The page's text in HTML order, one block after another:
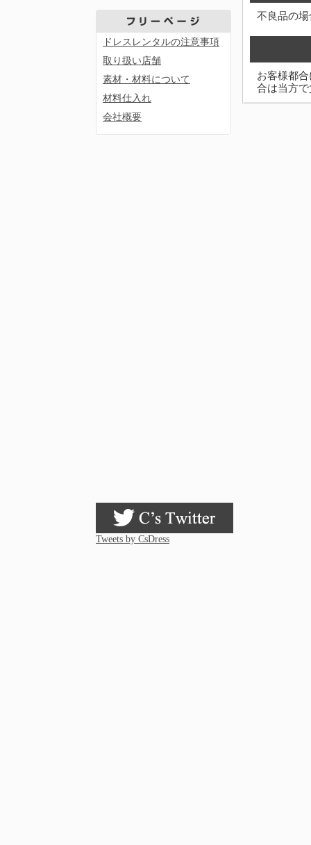
ドレスレンタルの注意事項
取り扱い店舗
素材・材料について
材料仕入れ
会社概要
Tweets by CsDress
不良品の
お客様都
合は当方